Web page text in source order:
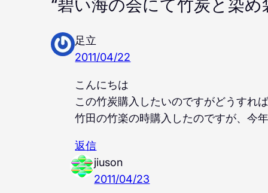
“碧い海の会にて竹炭と染
足立
2011/04/22
こんにちは
この竹炭購入したいのですがどうすれ
竹田の竹楽の時購入したのですが、今
返信
jiuson
2011/04/23